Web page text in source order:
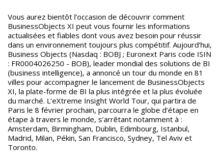
Vous aurez bientôt l’occasion de découvrir comment
BusinessObjects XI peut vous fournir les informations
actualisées et fiables dont vous avez besoin pour réussir
dans un environnement toujours plus compétitif. Aujourd’hui,
Business Objects (Nasdaq : BOBJ ; Euronext Paris code ISIN
: FR0004026250 - BOB), leader mondial des solutions de BI
(business intelligence), a annoncé un tour du monde en 81
villes pour accompagner le lancement de BusinessObjects
XI, la plate-forme de BI la plus intégrée et la plus évoluée
du marché. L’eXtreme Insight World Tour, qui partira de
Paris le 8 février prochain, parcourra le globe d’étape en
étape à travers le monde, s’arrêtant notamment à :
Amsterdam, Birmingham, Dublin, Edimbourg, Istanbul,
Madrid, Milan, Pékin, San Francisco, Sydney, Tel Aviv et
Toronto.